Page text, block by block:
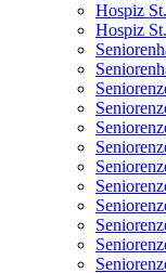
Hospiz
Hospiz